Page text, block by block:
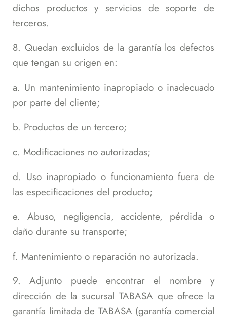
dichos productos y servicios de soporte de
terceros.
8. Quedan excluidos de la garantía los defectos
que tengan su origen en:
a. Un mantenimiento inapropiado o inadecuado
por parte del cliente;
b. Productos de un tercero;
c. Modificaciones no autorizadas;
d. Uso inapropiado o funcionamiento fuera de
las especificaciones del producto;
e. Abuso, negligencia, accidente, pérdida o
daño durante su transporte;
f. Mantenimiento o reparación no autorizada.
9. Adjunto puede encontrar el nombre y
dirección de la sucursal TABASA que ofrece la
garantía limitada de TABASA (garantía comercial